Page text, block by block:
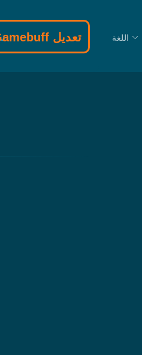
تحميل Gamebuff تعديل اللغة